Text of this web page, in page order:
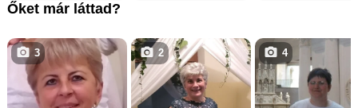
Őket már láttad?
3 2 4